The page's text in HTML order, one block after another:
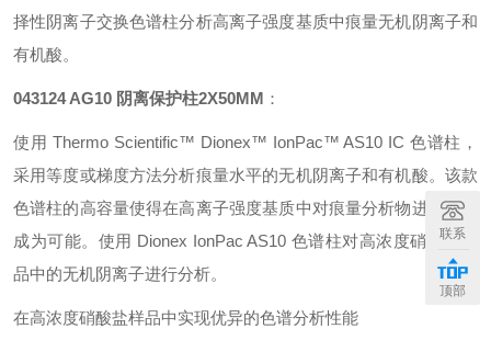
择性阴离子交换色谱柱分析高离子强度基质中痕量无机阴离子和
有机酸。
043124 AG10 阴离保护柱2X50MM ：
使用 Thermo Scientific™ Dionex™ IonPac™ AS10 IC 色谱柱，
采用等度或梯度方法分析痕量水平的无机阴离子和有机酸。该款
色谱柱的高容量使得在高离子强度基质中对痕量分析物进行分析
成为可能。使用 Dionex IonPac AS10 色谱柱对高浓度硝酸盐样
品中的无机阴离子进行分析。
在高浓度硝酸盐样品中实现优异的色谱分析性能
联系
顶部